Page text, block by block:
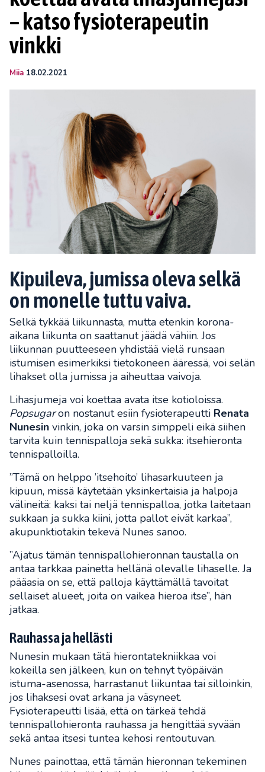
– katso fysioterapeutin
vinkki
Miia 18.02.2021
Kipuileva, jumissa oleva selkä
on monelle tuttu vaiva.
Selkä tykkää liikunnasta, mutta etenkin korona-
aikana liikunta on saattanut jäädä vähiin. Jos
liikunnan puutteeseen yhdistää vielä runsaan
istumisen esimerkiksi tietokoneen ääressä, voi selän
lihakset olla jumissa ja aiheuttaa vaivoja.
Lihasjumeja voi koettaa avata itse kotioloissa.
Popsugaron nostanut esiin fysioterapeutti Renata
Nunesin vinkin, joka on varsin simppeli eikä siihen
tarvita kuin tennispalloja sekä sukka: itsehieronta
tennispalloilla.
”Tämä on helppo ’itsehoito’ lihasarkuuteen ja
kipuun, missä käytetään yksinkertaisia ja halpoja
välineitä: kaksi tai neljä tennispalloa, jotka laitetaan
sukkaan ja sukka kiini, jotta pallot eivät karkaa”,
akupunktiotakin tekevä Nunes sanoo.
”Ajatus tämän tennispallohieronnan taustalla on
antaa tarkkaa painetta hellänä olevalle lihaselle. Ja
pääasia on se, että palloja käyttämällä tavoitat
sellaiset alueet, joita on vaikea hieroa itse”, hän
jatkaa.
Rauhassa ja hellästi
Nunesin mukaan tätä hierontatekniikkaa voi
kokeilla sen jälkeen, kun on tehnyt työpäivän
istuma-asenossa, harrastanut liikuntaa tai silloinkin,
jos lihaksesi ovat arkana ja väsyneet.
Fysioterapeutti lisää, että on tärkeä tehdä
tennispallohieronta rauhassa ja hengittää syvään
sekä antaa itsesi tuntea kehosi rentoutuvan.
Nunes painottaa, että tämän hieronnan tekeminen